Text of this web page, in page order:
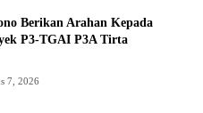
Berikan Arahan Kepada
P3-TGAI P3A Tirta
7, 2026